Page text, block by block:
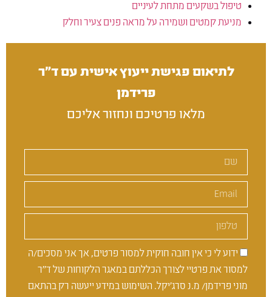
טיפול בשקעים מתחת לעיניים
מניעת קמטים ושמירה על מראה פנים צעיר וחלק
לתיאום פגישת ייעוץ אישית עם ד״ר
פרידמן
מלאו פרטיכם ונחזור אליכם
ידוע לי כי אין חובה חוקית למסור פרטים, אך אני מסכים/ה
למסור את פרטיי לצורך הכללתם במאגר הלקוחות של ד''ר
מוני פרידמן/ מ.נ סרג'יקל. השימוש במידע ייעשה רק בהתאם